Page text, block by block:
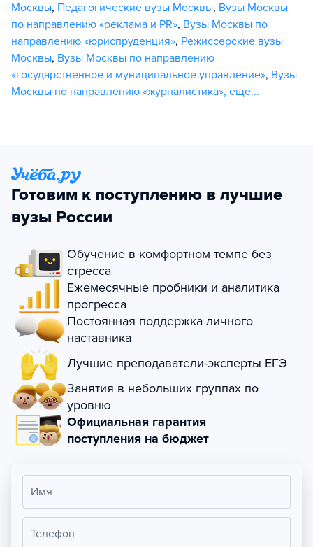
Москвы, Педагогические вузы Москвы, Вузы Москвы
по направлению «реклама и PR», Вузы Москвы по
направлению «юриспруденция», Режиссерские вузы
Москвы, Вузы Москвы по направлению
«государственное и муниципальное управление», Вузы
Москвы по направлению «журналистика», еще...
Готовим к поступлению в лучшие
вузы России
Обучение в комфортном темпе без
стресса
Ежемесячные пробники и аналитика
прогресса
Постоянная поддержка личного
наставника
Лучшие преподаватели-эксперты ЕГЭ
Занятия в небольших группах по
уровню
Официальная гарантия
поступления на бюджет
Имя
Телефон